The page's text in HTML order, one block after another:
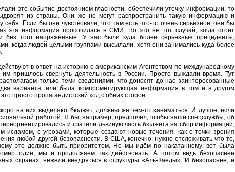
это событие достоянием гласности, обеспечили утечку информации, то
из страны. Они же не могут распространить такую информацию и
себя. Если бы они чувствовали, что там есть что-то очень серьёзное, они бы
эта информация просочилась в СМИ. Но это не тот случай, когда стоит
без того напряженные. У нас были куда более серьёзные прецеденты,
когда людей целыми группами высылали, хотя они занимались куда более
в ответ на историю с американским Агентством по международному
им пришлось свернуть деятельность в России. Просто выждали время. Тут
только теми сведениями, что доносят до нас заинтересованные
варианта: или была компрометирующая информация в том и в другом
просто пропагандистский ход с обеих сторон.
на них выделяют бюджет, должны же чем-то заниматься. И лучше, если
работой. Я бы, например, предпочёл, чтобы наши спецслужбы, об
и тратили львиную часть бюджета на сбор информации,
исламом, с угрозами, которые создают новые течения, как с точки зрения
любой другой безопасности. В США, конечно, нужно отслеживать что-то,
это должно быть приоритетом. Но мы идём по накатанному: вот была
один, мы и продолжаем так действовать. А потом ведь безопаснее
странах, нежели внедряться в структуры «Аль-Каеды». И безопаснее, и